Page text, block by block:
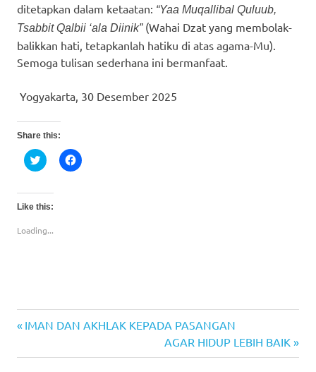
ditetapkan dalam ketaatan: “Yaa Muqallibal Quluub,
Tsabbit Qalbii ‘ala Diinik”(Wahai Dzat yang membolak-
balikkan hati, tetapkanlah hatiku di atas agama-Mu).
Semoga tulisan sederhana ini bermanfaat.
Yogyakarta, 30 Desember 2025
Share this:
Click
to
Twitter
(Opens
in
window)
Click
to
Like this:
Loading...
Post
navigation
Previous
IMAN DAN AKHLAK KEPADA PASANGAN
Next
Post:
AGAR HIDUP LEBIH BAIK